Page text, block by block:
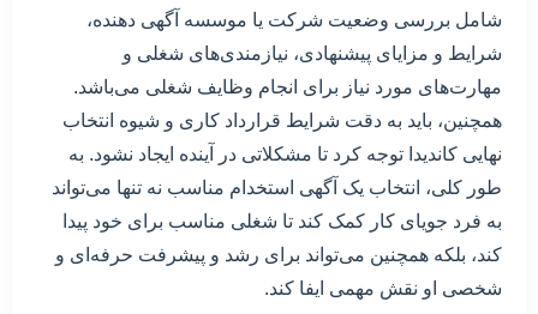
شامل بررسی وضعیت شرکت یا موسسه آگهی دهنده،
شرایط و مزایای پیشنهادی، نیازمندی‌های شغلی و
مهارت‌های مورد نیاز برای انجام وظایف شغلی می‌باشد.
همچنین، باید به دقت شرایط قرارداد کاری و شیوه انتخاب
نهایی کاندیدا توجه کرد تا مشکلاتی در آینده ایجاد نشود. به
طور کلی، انتخاب یک آگهی استخدام مناسب نه تنها می‌تواند
به فرد جویای کار کمک کند تا شغلی مناسب برای خود پیدا
کند، بلکه همچنین می‌تواند برای رشد و پیشرفت حرفه‌ای و
شخصی او نقش مهمی ایفا کند.